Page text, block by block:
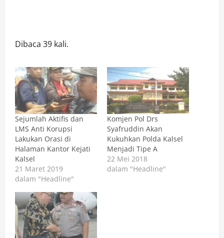
Dibaca 39 kali.
Sejumlah Aktifis dan
LMS Anti Korupsi
Lakukan Orasi di
Halaman Kantor Kejati
Kalsel
21 Maret 2019
dalam "Headline"
Komjen Pol Drs
Syafruddin Akan
Kukuhkan Polda Kalsel
Menjadi Tipe A
22 Mei 2018
dalam "Headline"